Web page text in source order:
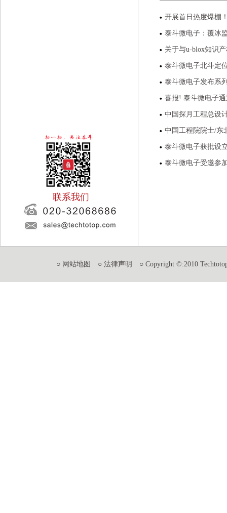
联系我们
开展首日热度爆棚
泰斗微电子：覆冰
关于与u-blox知识
泰斗微电子北斗定
泰斗微电子发布系
喜报! 泰斗微电子
中国探月工程总设
中国工程院院士/东
泰斗微电子获批设
泰斗微电子受邀参
○ 网站地图 ○ 法律声明 ○ Copyright ©:2010